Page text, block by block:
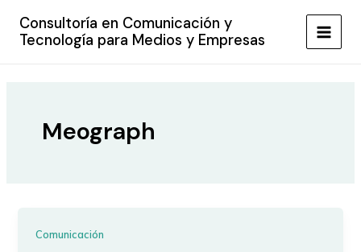
contenido
Consultoría en Comunicación y
Tecnología para Medios y Empresas
MAIN
Meograph
Comunicación